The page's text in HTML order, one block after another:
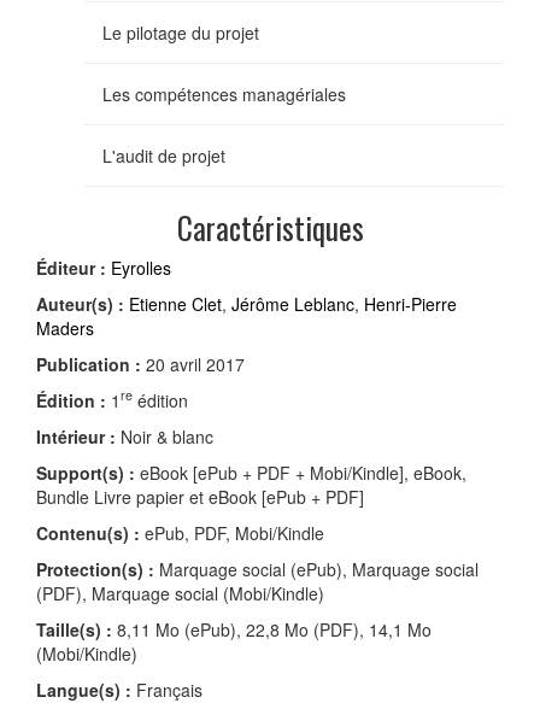
Le pilotage du projet
Les compétences managériales
L'audit de projet
Caractéristiques
Éditeur : Eyrolles
Auteur(s) : Etienne Clet, Jérôme Leblanc, Henri-Pierre
Maders
Publication : 20 avril 2017
Édition : 1 re édition
Intérieur : Noir & blanc
Support(s) : eBook [ePub + PDF + Mobi/Kindle], eBook,
Bundle Livre papier et eBook [ePub + PDF]
Contenu(s) : ePub, PDF, Mobi/Kindle
Protection(s) : Marquage social (ePub), Marquage social
(PDF), Marquage social (Mobi/Kindle)
Taille(s) : 8,11 Mo (ePub), 22,8 Mo (PDF), 14,1 Mo
(Mobi/Kindle)
Langue(s) : Français